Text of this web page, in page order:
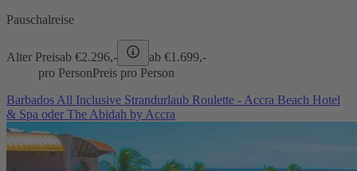
Pauschalreise
Alter Preisab €2.296,- ab €1.699,-
pro PersonPreis pro Person
Barbados All Inclusive Strandurlaub Roulette - Accra Beach Hotel
& Spa oder The Abidah by Accra